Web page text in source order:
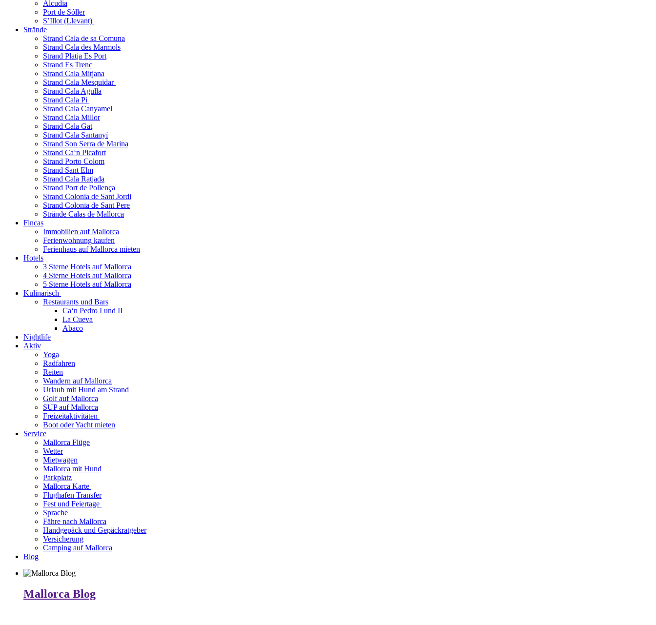
Alcudia
Port de Sóller
S’Illot (Llevant)
Strände
Strand Cala de sa Comuna
Strand Cala des Marmols
Strand Platja Es Port
Strand Es Trenc
Strand Cala Mitjana
Strand Cala Mesquidar
Strand Cala Agulla
Strand Cala Pi
Strand Cala Canyamel
Strand Cala Millor
Strand Cala Gat
Strand Cala Santanyí
Strand Son Serra de Marina
Strand Ca‘n Picafort
Strand Porto Colom
Strand Sant Elm
Strand Cala Ratjada
Strand Port de Pollença
Strand Colonia de Sant Jordi
Strand Colonia de Sant Pere
Strände Calas de Mallorca
Fincas
Immobilien auf Mallorca
Ferienwohnung kaufen
Ferienhaus auf Mallorca mieten
Hotels
3 Sterne Hotels auf Mallorca
4 Sterne Hotels auf Mallorca
5 Sterne Hotels auf Mallorca
Kulinarisch
Restaurants und Bars
Ca‘n Pedro I und II
La Cueva
Abaco
Nightlife
Aktiv
Yoga
Radfahren
Reiten
Wandern auf Mallorca
Urlaub mit Hund am Strand
Golf auf Mallorca
SUP auf Mallorca
Freizeitaktivitäten
Boot oder Yacht mieten
Service
Mallorca Flüge
Wetter
Mietwagen
Mallorca mit Hund
Parkplatz
Mallorca Karte
Flughafen Transfer
Fest und Feiertage
Sprache
Fähre nach Mallorca
Handgepäck und Gepäckratgeber
Versicherung
Camping auf Mallorca
Blog
Mallorca Blog